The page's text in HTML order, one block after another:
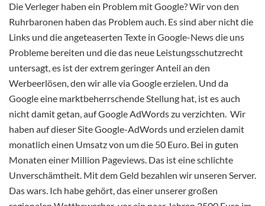
Die Verleger haben ein Problem mit Google? Wir von den
Ruhrbaronen haben das Problem auch. Es sind aber nicht die
Links und die angeteaserten Texte in Google-News die uns
Probleme bereiten und die das neue Leistungsschutzrecht
untersagt, es ist der extrem geringer Anteil an den
Werbeerlösen, den wir alle via Google erzielen. Und da
Google eine marktbeherrschende Stellung hat, ist es auch
nicht damit getan, auf Google AdWords zu verzichten. Wir
haben auf dieser Site Google-AdWords und erzielen damit
monatlich einen Umsatz von um die 50 Euro. Bei in guten
Monaten einer Million Pageviews. Das ist eine schlichte
Unverschämtheit. Mit dem Geld bezahlen wir unseren Server.
Das wars. Ich habe gehört, das einer unserer großen